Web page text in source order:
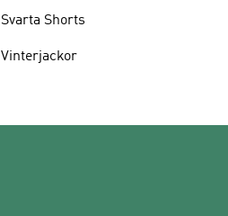
Svarta Shorts
Vinterjackor